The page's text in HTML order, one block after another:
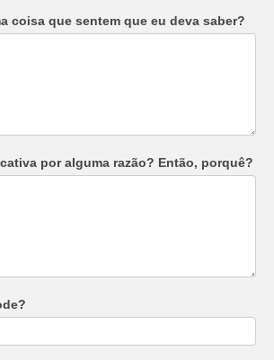
coisa que sentem que eu deva saber?
por alguma razão? Então, porquê?